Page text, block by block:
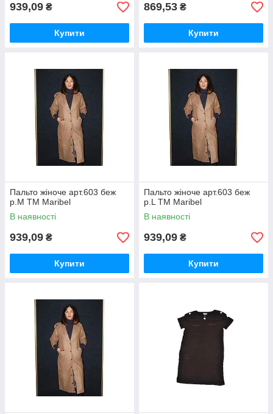
939,09 ₴
Купити
869,53 ₴
Купити
Пальто жіноче арт.603 беж
р.M ТМ Maribel
В наявності
939,09 ₴
Купити
Пальто жіноче арт.603 беж
р.L ТМ Maribel
В наявності
939,09 ₴
Купити